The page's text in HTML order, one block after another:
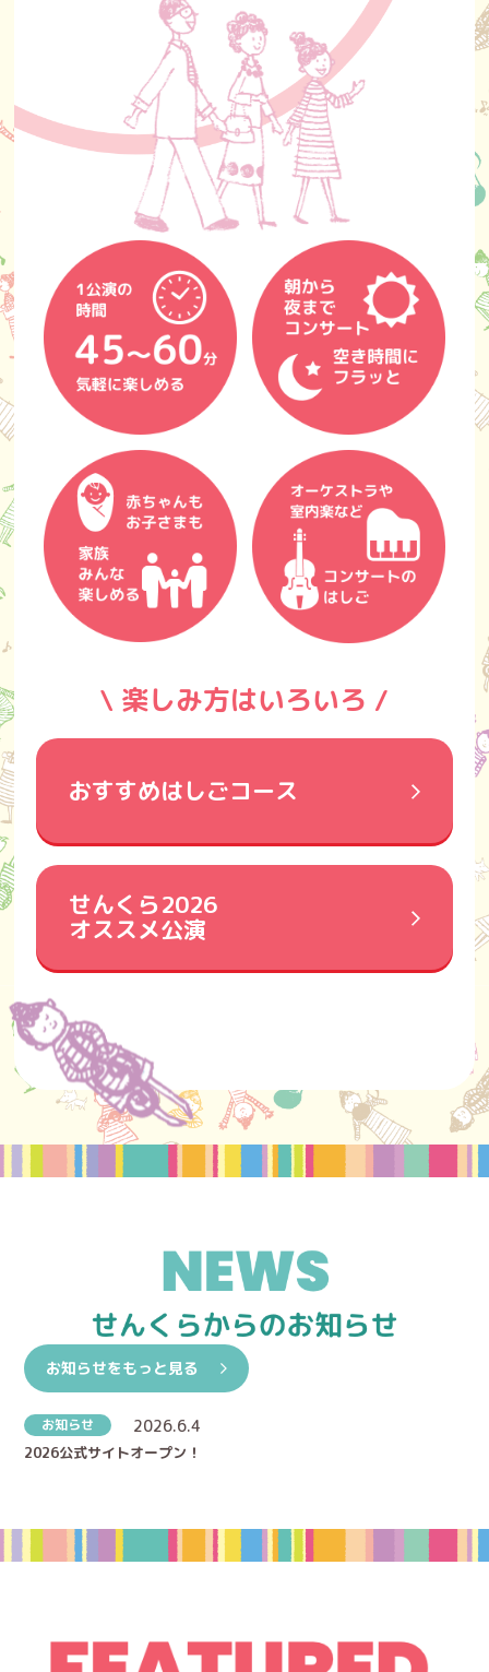
\ 楽しみ方はいろいろ /
おすすめはしごコース
せんくら2026
オススメ公演
お知らせをもっと見る
2026.6.4
お知らせ
2026公式サイトオープン！